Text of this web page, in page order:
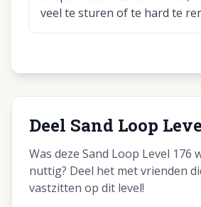
veel te sturen of te hard te
Deel Sand Loop
Was deze Sand Loop Level 176
nuttig? Deel het met vrienden
vastzitten op dit level!